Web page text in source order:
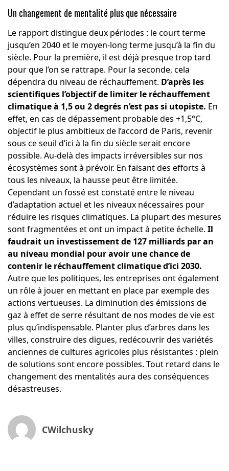
Un changement de mentalité plus que nécessaire
Le rapport distingue deux périodes : le court terme
jusqu’en 2040 et le moyen-long terme jusqu’à la fin du
siècle. Pour la première, il est déjà presque trop tard
pour que l’on se rattrape. Pour la seconde, cela
dépendra du niveau de réchauffement. D’après les
scientifiques l’objectif de limiter le réchauffement
climatique à 1,5 ou 2 degrés n’est pas si utopiste. En
effet, en cas de dépassement probable des +1,5°C,
objectif le plus ambitieux de l’accord de Paris, revenir
sous ce seuil d’ici à la fin du siècle serait encore
possible. Au-delà des impacts irréversibles sur nos
écosystèmes sont à prévoir. En faisant des efforts à
tous les niveaux, la hausse peut être limitée.
Cependant un fossé est constaté entre le niveau
d’adaptation actuel et les niveaux nécessaires pour
réduire les risques climatiques. La plupart des mesures
sont fragmentées et ont un impact à petite échelle. Il
faudrait un investissement de 127 milliards par an
au niveau mondial pour avoir une chance de
contenir le réchauffement climatique d’ici 2030.
Autre que les politiques, les entreprises ont également
un rôle à jouer en mettant en place par exemple des
actions vertueuses. La diminution des émissions de
gaz à effet de serre résultantde nos modes de vieest
plus qu’indispensable. Planter plus d’arbres dans les
villes, construire des digues, redécouvrir des variétés
anciennes de cultures agricoles plus résistantes : plein
de solutions sont encore possibles. Tout retard dans le
changement des mentalités aura des conséquences
désastreuses.
CWilchusky